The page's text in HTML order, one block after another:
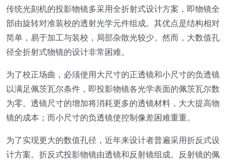
传统光刻机的投影物镜多采用全折射式设计方案，即物镜全
部由旋转对准装校的透射光学元件组成。其优点是结构相对
简单，易于加工与装校，局部杂散光较少。然而，大数值孔
径全折射式物镜的设计非常困难。
为了校正场曲，必须使用大尺寸的正透镜和小尺寸的负透镜
以满足佩茨瓦尔条件，即投影物镜各光学表面的佩茨瓦尔数
为零。透镜尺寸的增加将消耗更多的透镜材料，大大提高物
镜的成本；而小尺寸的负透镜使控制像差困难重重。
为了实现更大的数值孔径，近年来设计者普遍采用折反式设
计方案。折反式投影物镜由透镜和反射镜组成。反射镜的佩